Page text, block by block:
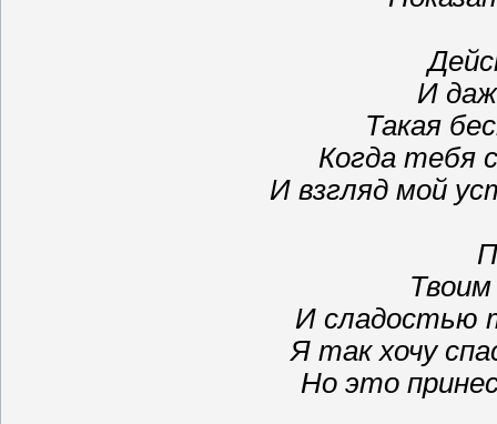
И
Такая
Когда тебя
И взгляд мой
И сладостью
Я так хочу
Но это